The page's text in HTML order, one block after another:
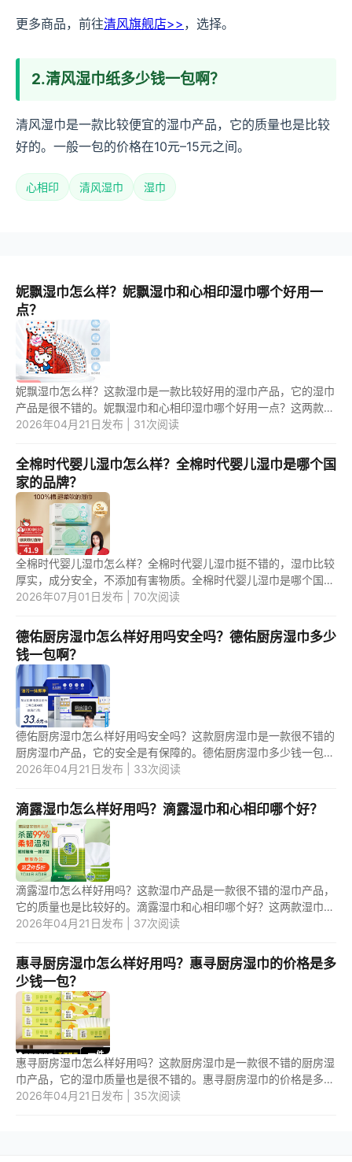
更多商品，前往清风旗舰店>> ，选择。
2.清风湿巾纸多少钱一包啊？
清风湿巾是一款比较便宜的湿巾产品，它的质量也是比较
好的。一般一包的价格在10元–15元之间。
心相印 清风湿巾 湿巾
妮飘湿巾怎么样？妮飘湿巾和心相印湿巾哪个好用一
点？
妮飘湿巾怎么样？这款湿巾是一款比较好用的湿巾产品，它的湿巾
产品是很不错的。妮飘湿巾和心相印湿巾哪个好用一点？这两款湿
巾相比之下，应该是第二款更不错一些。 1.妮飘湿巾怎么样？ 妮
2026年04月21日发布 | 31次阅读
全棉时代婴儿湿巾怎么样？全棉时代婴儿湿巾是哪个国
家的品牌？
全棉时代婴儿湿巾怎么样？全棉时代婴儿湿巾挺不错的，湿巾比较
厚实，成分安全，不添加有害物质。全棉时代婴儿湿巾是哪个国家
的品牌？全棉时代婴儿湿巾是中国的品牌。 1.全棉时代婴儿湿巾怎
2026年07月01日发布 | 70次阅读
德佑厨房湿巾怎么样好用吗安全吗？德佑厨房湿巾多少
钱一包啊？
德佑厨房湿巾怎么样好用吗安全吗？这款厨房湿巾是一款很不错的
厨房湿巾产品，它的安全是有保障的。德佑厨房湿巾多少钱一包
啊？这款厨房湿巾的价格不是很贵，一般一包的价格在15元--20
2026年04月21日发布 | 33次阅读
滴露湿巾怎么样好用吗？滴露湿巾和心相印哪个好？
滴露湿巾怎么样好用吗？这款湿巾产品是一款很不错的湿巾产品，
它的质量也是比较好的。滴露湿巾和心相印哪个好？这两款湿巾产
品中，应该是第二款湿巾更好用一些。 1.滴露湿巾怎么样好用吗？
2026年04月21日发布 | 37次阅读
惠寻厨房湿巾怎么样好用吗？惠寻厨房湿巾的价格是多
少钱一包？
惠寻厨房湿巾怎么样好用吗？这款厨房湿巾是一款很不错的厨房湿
巾产品，它的湿巾质量也是很不错的。惠寻厨房湿巾的价格是多少
钱一包？这款厨房湿巾不是很贵，一般一包是10元--15元之间。 1.
2026年04月21日发布 | 35次阅读